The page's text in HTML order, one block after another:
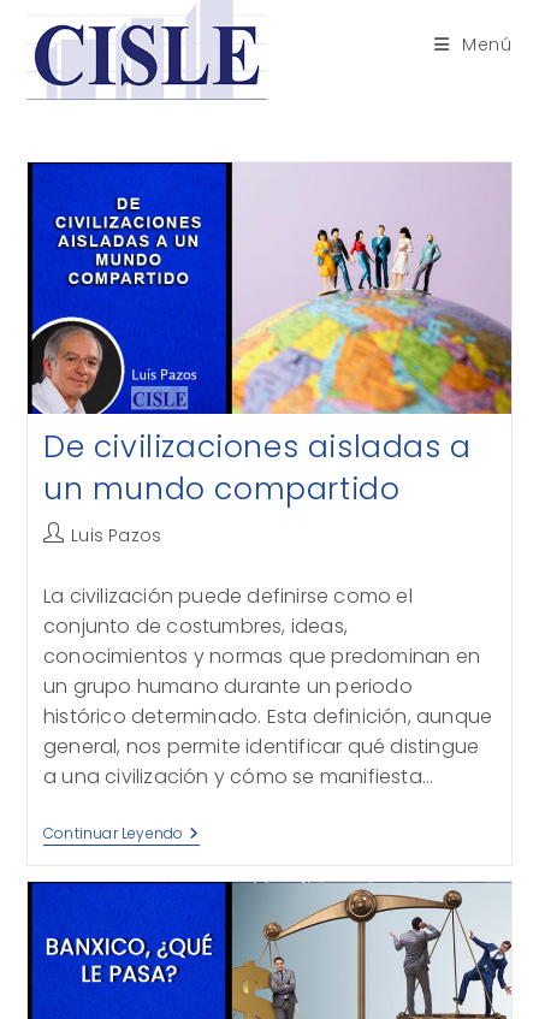
contenido
Menú
De civilizaciones aisladas a
un mundo compartido
Autor
la
entrada:
Luis Pazos
La civilización puede definirse como el
conjunto de costumbres, ideas,
conocimientos y normas que predominan en
un grupo humano durante un periodo
histórico determinado. Esta definición, aunque
general, nos permite identificar qué distingue
a una civilización y cómo se manifiesta…
Continuar Leyendo De
Civilizaciones
A
Mundo
Compartido